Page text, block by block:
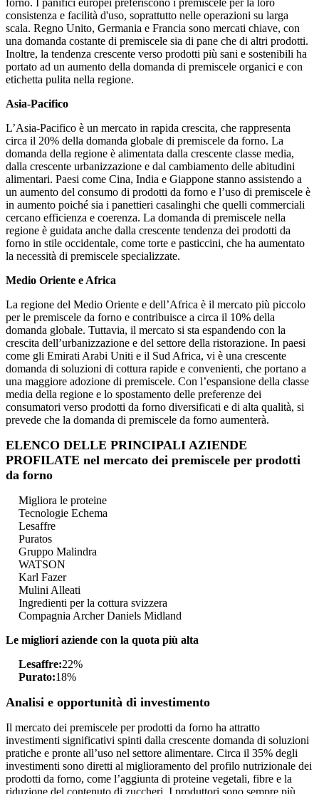
forno. I panifici europei preferiscono i premiscele per la loro
consistenza e facilità d'uso, soprattutto nelle operazioni su larga
scala. Regno Unito, Germania e Francia sono mercati chiave, con
una domanda costante di premiscele sia di pane che di altri prodotti.
Inoltre, la tendenza crescente verso prodotti più sani e sostenibili ha
portato ad un aumento della domanda di premiscele organici e con
etichetta pulita nella regione.
Asia-Pacifico
L’Asia-Pacifico è un mercato in rapida crescita, che rappresenta
circa il 20% della domanda globale di premiscele da forno. La
domanda della regione è alimentata dalla crescente classe media,
dalla crescente urbanizzazione e dal cambiamento delle abitudini
alimentari. Paesi come Cina, India e Giappone stanno assistendo a
un aumento del consumo di prodotti da forno e l’uso di premiscele è
in aumento poiché sia ​​i panettieri casalinghi che quelli commerciali
cercano efficienza e coerenza. La domanda di premiscele nella
regione è guidata anche dalla crescente tendenza dei prodotti da
forno in stile occidentale, come torte e pasticcini, che ha aumentato
la necessità di premiscele specializzate.
Medio Oriente e Africa
La regione del Medio Oriente e dell’Africa è il mercato più piccolo
per le premiscele da forno e contribuisce a circa il 10% della
domanda globale. Tuttavia, il mercato si sta espandendo con la
crescita dell’urbanizzazione e del settore della ristorazione. In paesi
come gli Emirati Arabi Uniti e il Sud Africa, vi è una crescente
domanda di soluzioni di cottura rapide e convenienti, che portano a
una maggiore adozione di premiscele. Con l’espansione della classe
media della regione e lo spostamento delle preferenze dei
consumatori verso prodotti da forno diversificati e di alta qualità, si
prevede che la domanda di premiscele da forno aumenterà.
ELENCO DELLE PRINCIPALI AZIENDE
PROFILATE nel mercato dei premiscele per prodotti
da forno
Migliora le proteine
Tecnologie Echema
Lesaffre
Puratos
Gruppo Malindra
WATSON
Karl Fazer
Mulini Alleati
Ingredienti per la cottura svizzera
Compagnia Archer Daniels Midland
Le migliori aziende con la quota più alta
Lesaffre:22%
Purato:18%
Analisi e opportunità di investimento
Il mercato dei premiscele per prodotti da forno ha attratto
investimenti significativi spinti dalla crescente domanda di soluzioni
pratiche e pronte all’uso nel settore alimentare. Circa il 35% degli
investimenti sono diretti al miglioramento del profilo nutrizionale dei
prodotti da forno, come l’aggiunta di proteine ​​vegetali, fibre e la
riduzione del contenuto di zuccheri. I produttori sono sempre più